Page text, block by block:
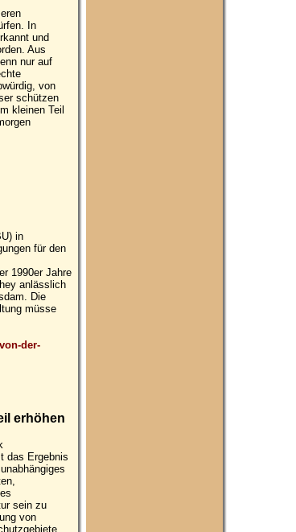
In
und
Aus
nur auf
von
schützen
kleinen Teil
in
für den
1990er Jahre
anlässlich
Die
müsse
der-
erhöhen
das Ergebnis
sein zu
von